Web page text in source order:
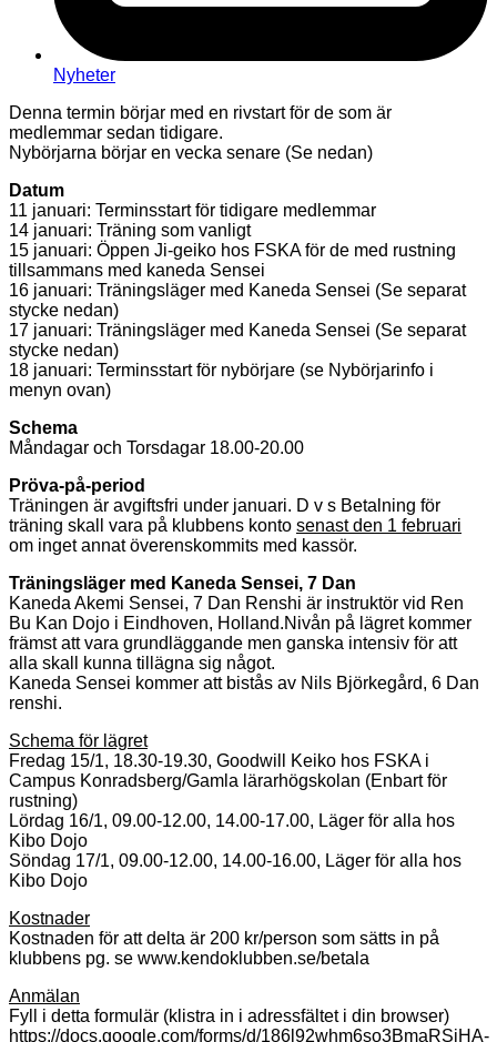
Nyheter
Denna termin börjar med en rivstart för de som är
medlemmar sedan tidigare.
Nybörjarna börjar en vecka senare (Se nedan)
Datum
11 januari: Terminsstart för tidigare medlemmar
14 januari: Träning som vanligt
15 januari: Öppen Ji-geiko hos FSKA för de med rustning
tillsammans med kaneda Sensei
16 januari: Träningsläger med Kaneda Sensei (Se separat
stycke nedan)
17 januari: Träningsläger med Kaneda Sensei (Se separat
stycke nedan)
18 januari: Terminsstart för nybörjare (se Nybörjarinfo i
menyn ovan)
Schema
Måndagar och Torsdagar 18.00-20.00
Pröva-på-period
Träningen är avgiftsfri under januari. D v s Betalning för
träning skall vara på klubbens konto senast den 1 februari
om inget annat överenskommits med kassör.
Träningsläger med Kaneda Sensei, 7 Dan
Kaneda Akemi Sensei, 7 Dan Renshi är instruktör vid Ren
Bu Kan Dojo i Eindhoven, Holland.Nivån på lägret kommer
främst att vara grundläggande men ganska intensiv för att
alla skall kunna tillägna sig något.
Kaneda Sensei kommer att bistås av Nils Björkegård, 6 Dan
renshi.
Schema för lägret
Fredag 15/1, 18.30-19.30, Goodwill Keiko hos FSKA i
Campus Konradsberg/Gamla lärarhögskolan (Enbart för
rustning)
Lördag 16/1, 09.00-12.00, 14.00-17.00, Läger för alla hos
Kibo Dojo
Söndag 17/1, 09.00-12.00, 14.00-16.00, Läger för alla hos
Kibo Dojo
Kostnader
Kostnaden för att delta är 200 kr/person som sätts in på
klubbens pg. se www.kendoklubben.se/betala
Anmälan
Fyll i detta formulär (klistra in i adressfältet i din browser)
https://docs.google.com/forms/d/186l92whm6so3BmaRSjHA-